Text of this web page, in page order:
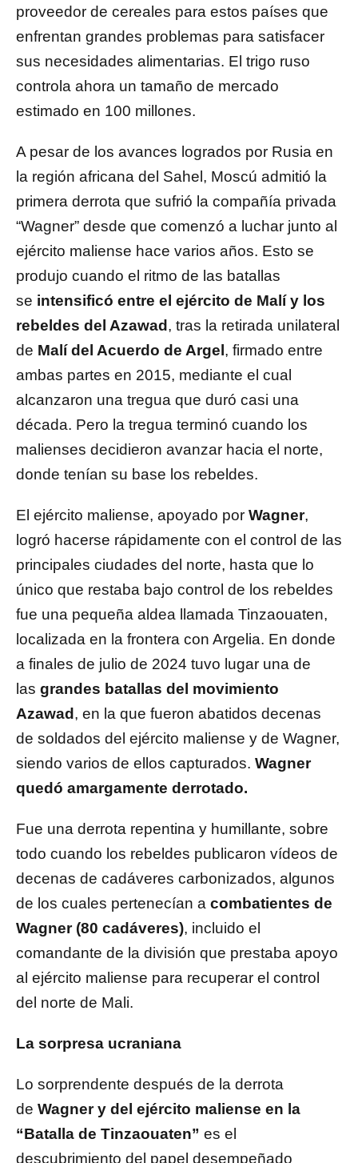
proveedor de cereales para estos países que
enfrentan grandes problemas para satisfacer
sus necesidades alimentarias. El trigo ruso
controla ahora un tamaño de mercado
estimado en 100 millones.
A pesar de los avances logrados por Rusia en
la región africana del Sahel, Moscú admitió la
primera derrota que sufrió la compañía privada
“Wagner” desde que comenzó a luchar junto al
ejército maliense hace varios años. Esto se
produjo cuando el ritmo de las batallas
se intensificó entre el ejército de Malí y los
rebeldes del Azawad , tras la retirada unilateral
de Malí del Acuerdo de Argel , firmado entre
ambas partes en 2015, mediante el cual
alcanzaron una tregua que duró casi una
década. Pero la tregua terminó cuando los
malienses decidieron avanzar hacia el norte,
donde tenían su base los rebeldes.
El ejército maliense, apoyado por Wagner,
logró hacerse rápidamente con el control de las
principales ciudades del norte, hasta que lo
único que restaba bajo control de los rebeldes
fue una pequeña aldea llamada Tinzaouaten,
localizada en la frontera con Argelia. En donde
a finales de julio de 2024 tuvo lugar una de
las grandes batallas del movimiento
Azawad , en la que fueron abatidos decenas
de soldados del ejército maliense y de Wagner,
siendo varios de ellos capturados. Wagner
quedó amargamente derrotado.
Fue una derrota repentina y humillante, sobre
todo cuando los rebeldes publicaron vídeos de
decenas de cadáveres carbonizados, algunos
de los cuales pertenecían a combatientes de
Wagner (80 cadáveres), incluido el
comandante de la división que prestaba apoyo
al ejército maliense para recuperar el control
del norte de Mali.
La sorpresa ucraniana
Lo sorprendente después de la derrota
de Wagner y del ejército maliense en la
“Batalla de Tinzaouaten” es el
descubrimiento del papel desempeñado